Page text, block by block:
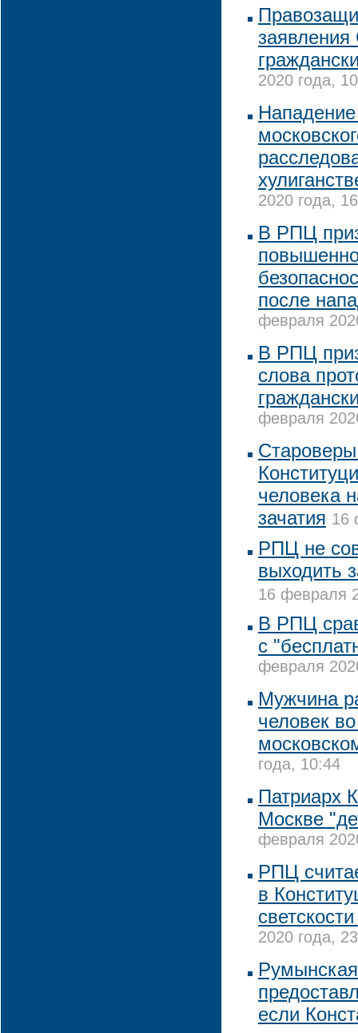
2020 года,
2020 года,
В РПЦ
после
февраля
В РПЦ
слова
февраля
человека
зачатия 16
РПЦ не
выходить
16 февраля
В РПЦ
с
февраля
Мужчина
человек
года, 10:44
Патриарх
Москве
февраля
РПЦ
в
2020 года,
если